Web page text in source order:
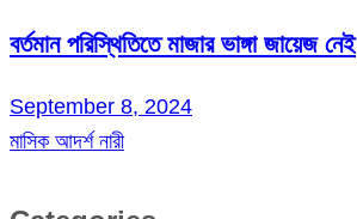
বর্তমান পরিস্থিতিতে মাজার ভাঙ্গা জায়েজ নেই
September 8, 2024
মাসিক আদর্শ নারী